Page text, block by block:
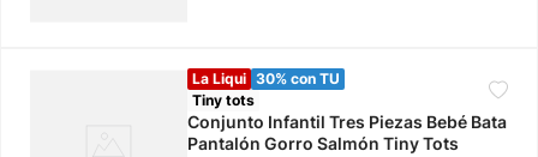
La Liqui 30% con TU
Tiny tots
Conjunto Infantil Tres Piezas Bebé Bata
Pantalón Gorro Salmón Tiny Tots